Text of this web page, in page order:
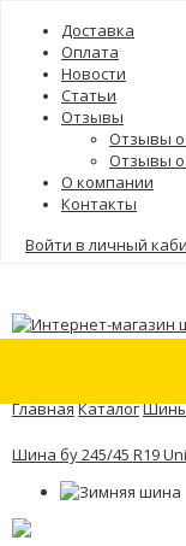
Доставка
Оплата
Новости
Статьи
Отзывы
Отзывы
Отзывы о
О компании
Контакты
Войти в личный
ГлавнаяКаталог
Шина бу 245/45 R19